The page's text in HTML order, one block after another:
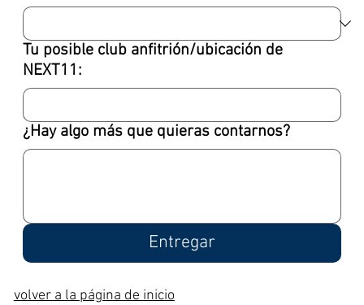
volver a la página de inicio
Tu posible club anfitrión/ubicación de
NEXT11:
¿Hay algo más que quieras contarnos?
Entregar